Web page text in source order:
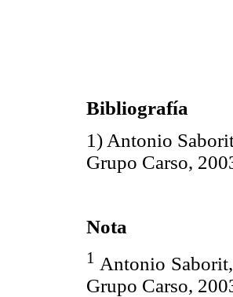
Bibliografía
1) Antonio
Grupo Carso,
Nota
1 Antonio
Grupo Carso,